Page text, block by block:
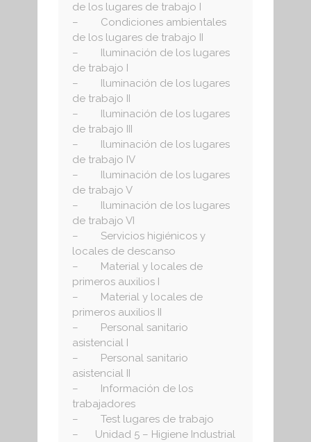
de los lugares de trabajo I
– Condiciones ambientales
de los lugares de trabajo II
– Iluminación de los lugares
de trabajo I
– Iluminación de los lugares
de trabajo II
– Iluminación de los lugares
de trabajo III
– Iluminación de los lugares
de trabajo IV
– Iluminación de los lugares
de trabajo V
– Iluminación de los lugares
de trabajo VI
– Servicios higiénicos y
locales de descanso
– Material y locales de
primeros auxilios I
– Material y locales de
primeros auxilios II
– Personal sanitario
asistencial I
– Personal sanitario
asistencial II
– Información de los
trabajadores
– Test lugares de trabajo
– Unidad 5 – Higiene Industrial